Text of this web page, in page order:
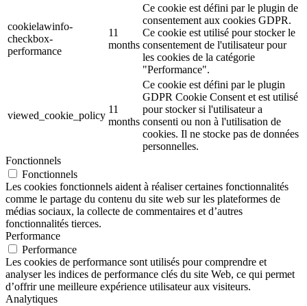
cookielawinfo-
checkbox-
performance
11
months
Ce cookie est défini par le plugin de
consentement aux cookies GDPR.
Ce cookie est utilisé pour stocker le
consentement de l'utilisateur pour
les cookies de la catégorie
"Performance".
viewed_cookie_policy
11
months
Ce cookie est défini par le plugin
GDPR Cookie Consent et est utilisé
pour stocker si l'utilisateur a
consenti ou non à l'utilisation de
cookies. Il ne stocke pas de données
personnelles.
Fonctionnels
Fonctionnels
Les cookies fonctionnels aident à réaliser certaines fonctionnalités
comme le partage du contenu du site web sur les plateformes de
médias sociaux, la collecte de commentaires et d’autres
fonctionnalités tierces.
Performance
Performance
Les cookies de performance sont utilisés pour comprendre et
analyser les indices de performance clés du site Web, ce qui permet
d’offrir une meilleure expérience utilisateur aux visiteurs.
Analytiques